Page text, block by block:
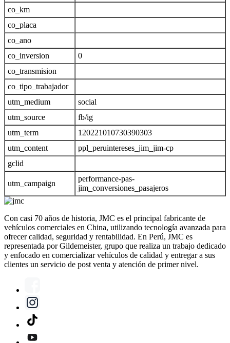
co_km
co_placa
co_ano
co_inversion
0
co_transmision
co_tipo_trabajador
utm_medium
social
utm_source
fb/ig
utm_term
120221010730390303
utm_content
ppl_peruintereses_jim_jim-cp
gclid
utm_campaign
performance-pas-
jim_conversiones_pasajeros
Con casi 70 años de historia, JMC es el principal fabricante de
vehículos comerciales en China, utilizando tecnología avanzada para
ofrecer calidad, seguridad y rentabilidad. En Perú, JMC es
representada por Gildemeister, grupo que realiza un trabajo dedicado
y enfocado en comercializar vehículos de calidad y entregar a sus
clientes un servicio de post venta y atención de primer nivel.